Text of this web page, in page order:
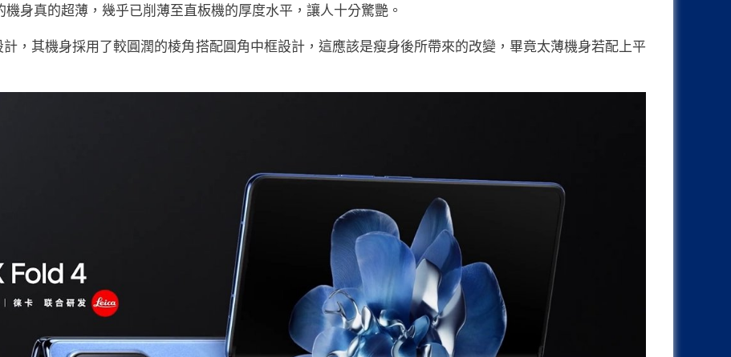
機身真的超薄，幾乎已削薄至直板機的厚度水平，讓人十分驚艷。
計，其機身採用了較圓潤的棱角搭配圓角中框設計，這應該是瘦身後所帶來的改變，畢竟太薄機身若配上平